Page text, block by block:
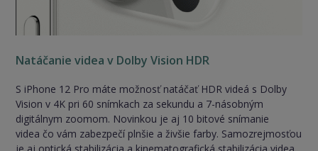
Natáčanie videa v Dolby Vision HDR
S iPhone 12 Pro máte možnosť natáčať HDR videá s Dolby
Vision v 4K pri 60 snímkach za sekundu a 7-násobným
digitálnym zoomom. Novinkou je aj 10 bitové snímanie
videa čo vám zabezpečí plnšie a živšie farby. Samozrejmosťou